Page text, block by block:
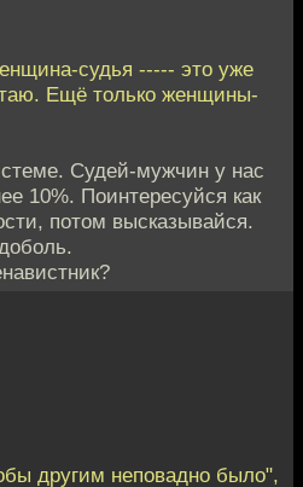
судья ----- это уже
Ещё только женщины-
Судей-мужчин у нас
10%. Поинтересуйся как
потом высказывайся.
другим неповадно было",